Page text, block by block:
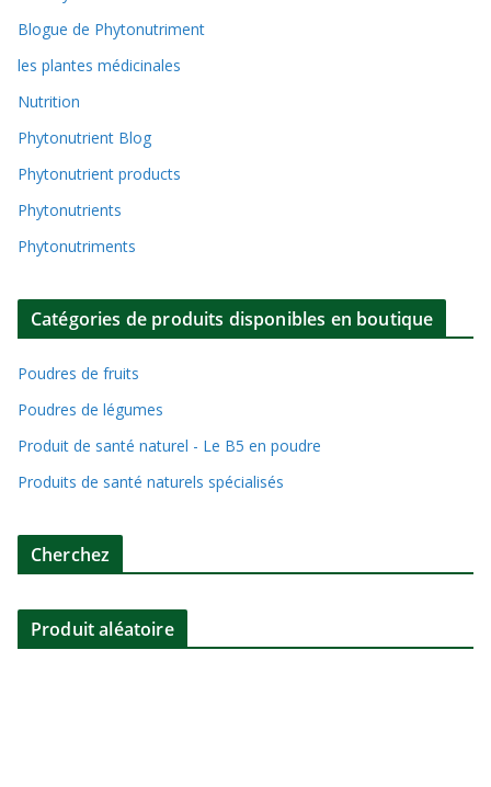
Blogue de Phytonutriment
les plantes médicinales
Nutrition
Phytonutrient Blog
Phytonutrient products
Phytonutrients
Phytonutriments
Catégories de produits disponibles en boutique
Poudres de fruits
Poudres de légumes
Produit de santé naturel - Le B5 en poudre
Produits de santé naturels spécialisés
Cherchez
Produit aléatoire